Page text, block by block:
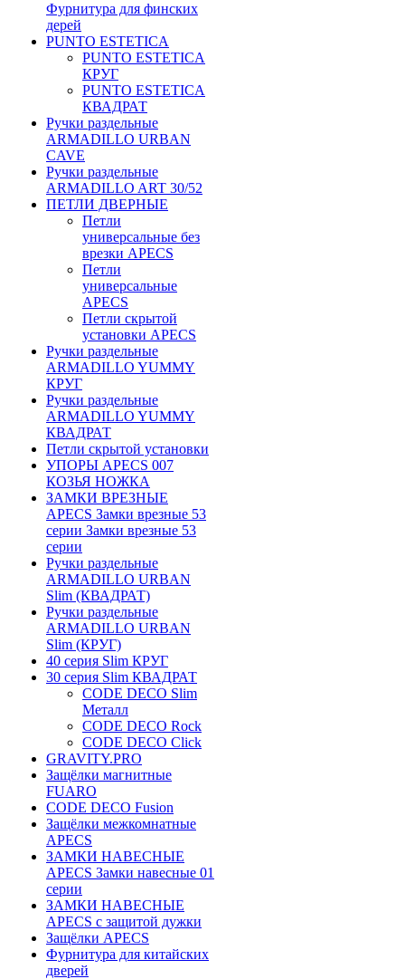
Фурнитура для финских
дерей
PUNTO ESTETICA
PUNTO ESTETICA
КРУГ
PUNTO ESTETICA
КВАДРАТ
Ручки раздельные
ARMADILLO URBAN
CAVE
Ручки раздельные
ARMADILLO ART 30/52
ПЕТЛИ ДВЕРНЫЕ
Петли
универсальные без
врезки APECS
Петли
универсальные
APECS
Петли скрытой
установки APECS
Ручки раздельные
ARMADILLO YUMMY
КРУГ
Ручки раздельные
ARMADILLO YUMMY
КВАДРАТ
Петли скрытой установки
УПОРЫ APECS 007
КОЗЬЯ НОЖКА
ЗАМКИ ВРЕЗНЫЕ
APECS Замки врезные 53
серии Замки врезные 53
серии
Ручки раздельные
ARMADILLO URBAN
Slim (КВАДРАТ)
Ручки раздельные
ARMADILLO URBAN
Slim (КРУГ)
40 серия Slim КРУГ
30 серия Slim КВАДРАТ
CODE DECO Slim
Металл
CODE DECO Rock
CODE DECO Click
GRAVITY.PRO
Защёлки магнитные
FUARO
CODE DECO Fusion
Защёлки межкомнатные
APECS
ЗАМКИ НАВЕСНЫЕ
APECS Замки навесные 01
серии
ЗАМКИ НАВЕСНЫЕ
APECS с защитой дужки
Защёлки APECS
Фурнитура для китайских
дверей